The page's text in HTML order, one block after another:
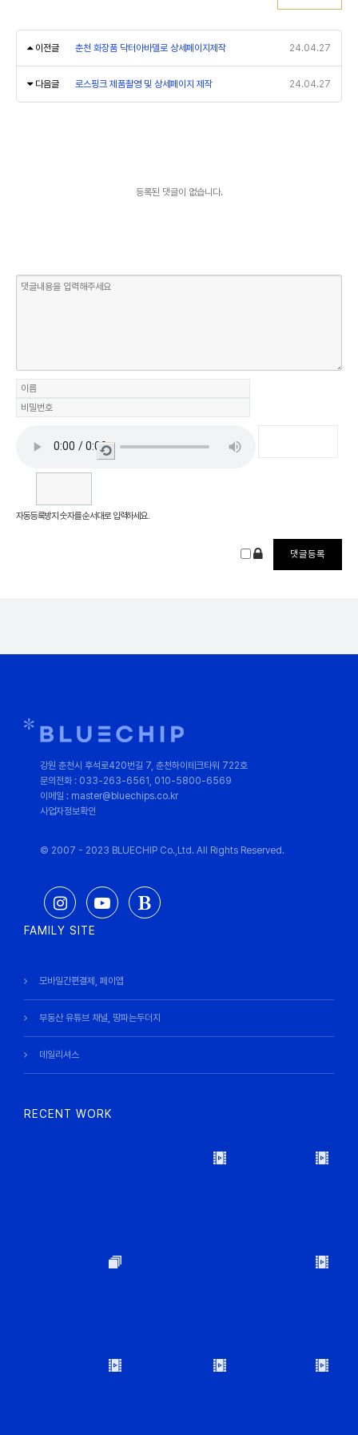
이전글 춘천 화장품 닥터아바델로 상세페이지제작 24.04.27
다음글 로스핑크 제품촬영 및 상세페이지 제작 24.04.27
등록된 댓글이 없습니다.
새로
고침
자동등록방지 숫자를 순서대로 입력하세요.
강원 춘천시 후석로420번길 7, 춘천하이테크타워 722호
문의전화 : 033-263-6561, 010-5800-6569
이메일 : master@bluechips.co.kr
사업자정보확인
© 2007 - 2023 BLUECHIP Co.,Ltd. All Rights Reserved.
FAMILY SITE
모바일간편결제, 페이앱
부동산 유튜브 채널, 땅파는두더지
데일리셔스
RECENT WORK